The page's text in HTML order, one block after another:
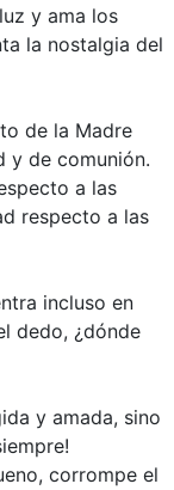
y ama los
la nostalgia del
de la Madre
y de comunión.
a las
respecto a las
incluso en
dedo, ¿dónde
y amada, sino
corrompe el